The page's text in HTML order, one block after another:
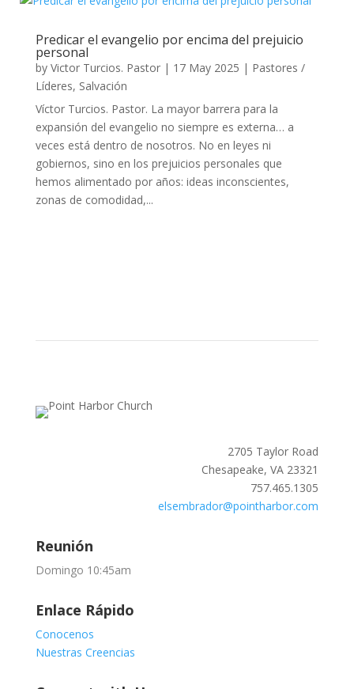
Predicar el evangelio por encima del prejuicio
personal
by Victor Turcios. Pastor| 17 May 2025 | Pastores /
Líderes, Salvación
Víctor Turcios. Pastor. La mayor barrera para la
expansión del evangelio no siempre es externa… a
veces está dentro de nosotros. No en leyes ni
gobiernos, sino en los prejuicios personales que
hemos alimentado por años: ideas inconscientes,
zonas de comodidad,...
2705 Taylor Road
Chesapeake, VA 23321
757.465.1305
elsembrador@pointharbor.com
Reunión
Domingo 10:45am
Enlace Rápido
Conocenos
Nuestras Creencias